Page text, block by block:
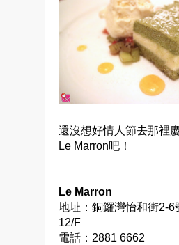
還沒想好情人節去那裡
Le Marron吧！
Le Marron
地址：銅鑼灣怡和街2-6
12/F
電話：2881 6662